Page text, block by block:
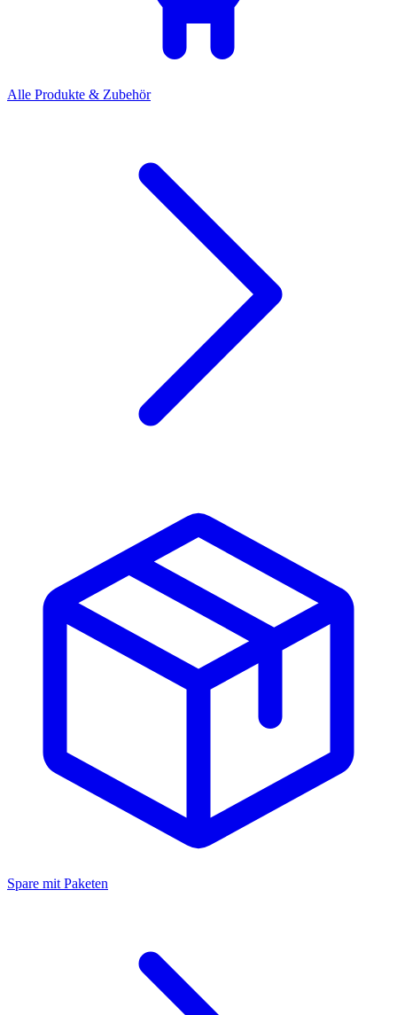
Alle Produkte & Zubehör
Spare mit Paketen